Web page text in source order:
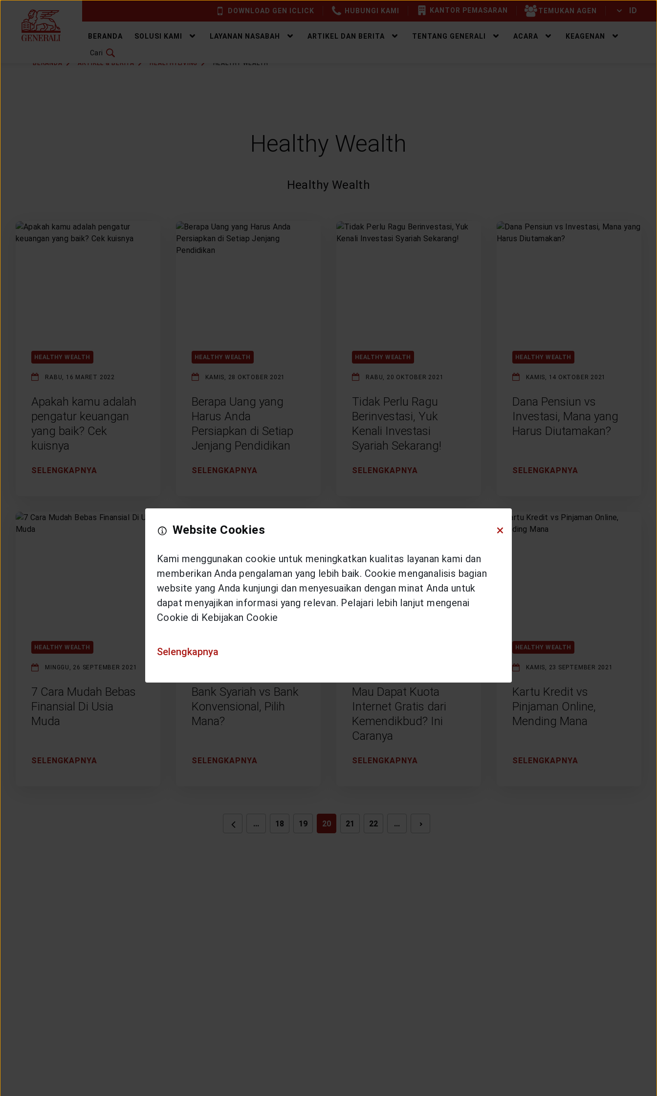
DOWNLOAD GEN ICLICK HUBUNGI KAMI KANTOR PEMASARAN TEMUKAN AGEN ID
BERANDA SOLUSI KAMI LAYANAN NASABAH ARTIKEL DAN BERITA TENTANG GENERALI ACARA KEAGENAN
Cari
BERANDA ARTIKEL & BERITA HEALTHYLIVING HEALTHY WEALTH
Healthy Wealth
Healthy Wealth
HEALTHY WEALTH
RABU, 16 MARET 2022
Apakah kamu adalah
pengatur keuangan
yang baik? Cek
kuisnya
SELENGKAPNYA
HEALTHY WEALTH
KAMIS, 28 OKTOBER 2021
Berapa Uang yang
Harus Anda
Persiapkan di Setiap
Jenjang Pendidikan
SELENGKAPNYA
HEALTHY WEALTH
RABU, 20 OKTOBER 2021
Tidak Perlu Ragu
Berinvestasi, Yuk
Kenali Investasi
Syariah Sekarang!
SELENGKAPNYA
HEALTHY WEALTH
KAMIS, 14 OKTOBER 2021
Dana Pensiun vs
Investasi, Mana yang
Harus Diutamakan?
SELENGKAPNYA
HEALTHY WEALTH
MINGGU, 26 SEPTEMBER 2021
7 Cara Mudah Bebas
Finansial Di Usia
Muda
SELENGKAPNYA
Bank Syariah vs Bank
Konvensional, Pilih
Mana?
SELENGKAPNYA
Mau Dapat Kuota
Internet Gratis dari
Kemendikbud? Ini
Caranya
SELENGKAPNYA
HEALTHY WEALTH
KAMIS, 23 SEPTEMBER 2021
Kartu Kredit vs
Pinjaman Online,
Mending Mana
SELENGKAPNYA
... 18 19 20 21 22 ... NEXT
Website Cookies
Kami menggunakan cookie untuk meningkatkan kualitas layanan kami dan
memberikan Anda pengalaman yang lebih baik. Cookie menganalisis bagian
website yang Anda kunjungi dan menyesuaikan dengan minat Anda untuk
dapat menyajikan informasi yang relevan. Pelajari lebih lanjut mengenai
Cookie di Kebijakan Cookie
Selengkapnya
GANTI BAHASA ID EN
DOWNLOAD GEN ICLICK
LAYANAN NASABAH
KEAGENAN